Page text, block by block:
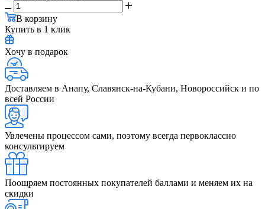
В корзину
Купить в 1 клик
Хочу в подарок
Доставляем в Анапу, Славянск-на-Кубани, Новороссийск и по
всей России
Увлечены процессом сами, поэтому всегда первоклассно
консультируем
Поощряем постоянных покупателей баллами и меняем их на
скидки